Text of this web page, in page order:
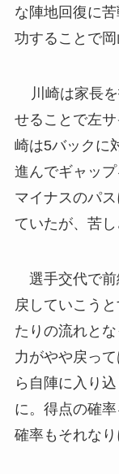
な陣地回復に
功することで岡
川崎は家長を
せることで左
崎は5バックに
進んでギャッ
マイナスのパ
ていたが、苦し
選手交代で前
戻していこう
たりの流れと
力がやや戻っ
ら自陣に入り
に。得点の確
確率もそれなり